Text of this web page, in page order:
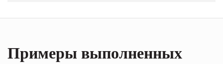
Примеры выполненных